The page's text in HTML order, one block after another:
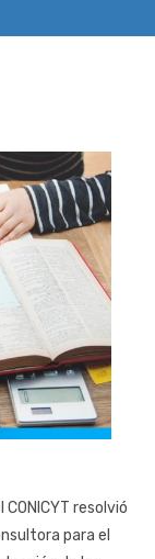
resolvió
para el